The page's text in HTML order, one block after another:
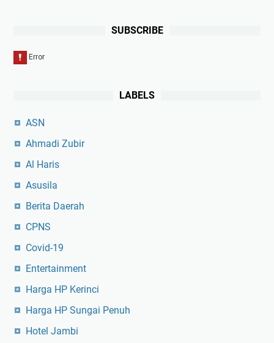
SUBSCRIBE
LABELS
ASN
Ahmadi Zubir
Al Haris
Asusila
Berita Daerah
CPNS
Covid-19
Entertainment
Harga HP Kerinci
Harga HP Sungai Penuh
Hotel Jambi